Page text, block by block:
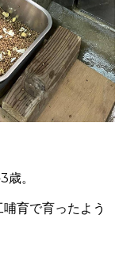
3歳。
育で育ったよう